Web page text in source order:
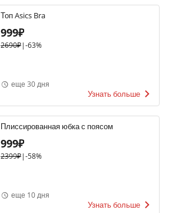
Топ Asics Bra
999₽
2690₽|-63%
еще 30 дня
Узнать больше
Плиссированная юбка с поясом
999₽
2399₽|-58%
еще 10 дня
Узнать больше